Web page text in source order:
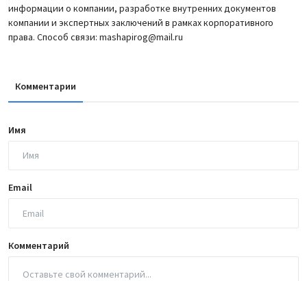
информации о компании, разработке внутренних документов
компании и экспертных заключений в рамках корпоративного
права. Способ связи: mashapirog@mail.ru
Комментарии
Имя
Email
Комментарий